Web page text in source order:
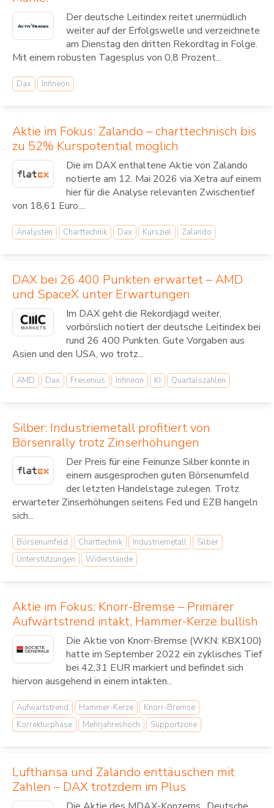
Der deutsche Leitindex reitet unermüdlich
weiter auf der Erfolgswelle und verzeichnete
am Dienstag den dritten Rekordtag in Folge.
Mit einem robusten Tagesplus von 0,8 Prozent...
Dax Infineon
Aktie im Fokus: Zalando – charttechnisch bis
zu 52% Kurspotential möglich
Die im DAX enthaltene Aktie von Zalando
notierte am 12. Mai 2026 via Xetra auf einem
hier für die Analyse relevanten Zwischentief
von 18,61 Euro....
Analysten Charttechnik Dax Kursziel Zalando
DAX bei 26 400 Punkten erwartet – AMD
und SpaceX unter Erwartungen
Im DAX geht die Rekordjagd weiter,
vorbörslich notiert der deutsche Leitindex bei
rund 26 400 Punkten. Gute Vorgaben aus
Asien und den USA, wo trotz...
AMD Dax Fresenius Infineon KI Quartalszahlen
Silber: Industriemetall profitiert von
Börsenrally trotz Zinserhöhungen
Der Preis für eine Feinunze Silber konnte in
einem ausgesprochen guten Börsenumfeld
der letzten Handelstage zulegen. Trotz
erwarteter Zinserhöhungen seitens Fed und EZB hangeln
sich...
Börsenumfeld Charttechnik Industriemetall
Silber
Unterstützungen
Widerstände
Aktie im Fokus: Knorr-Bremse – Primärer
Aufwärtstrend intakt, Hammer-Kerze bullish
Die Aktie von Knorr-Bremse (WKN: KBX100)
hatte im September 2022 ein zyklisches Tief
bei 42,31 EUR markiert und befindet sich
hiervon ausgehend in einem intakten...
Aufwärtstrend Hammer-Kerze
Knorr-Bremse
Korrekturphase
Mehrjahreshoch Supportzone
Lufthansa und Zalando enttäuschen mit
Zahlen – DAX trotzdem im Plus